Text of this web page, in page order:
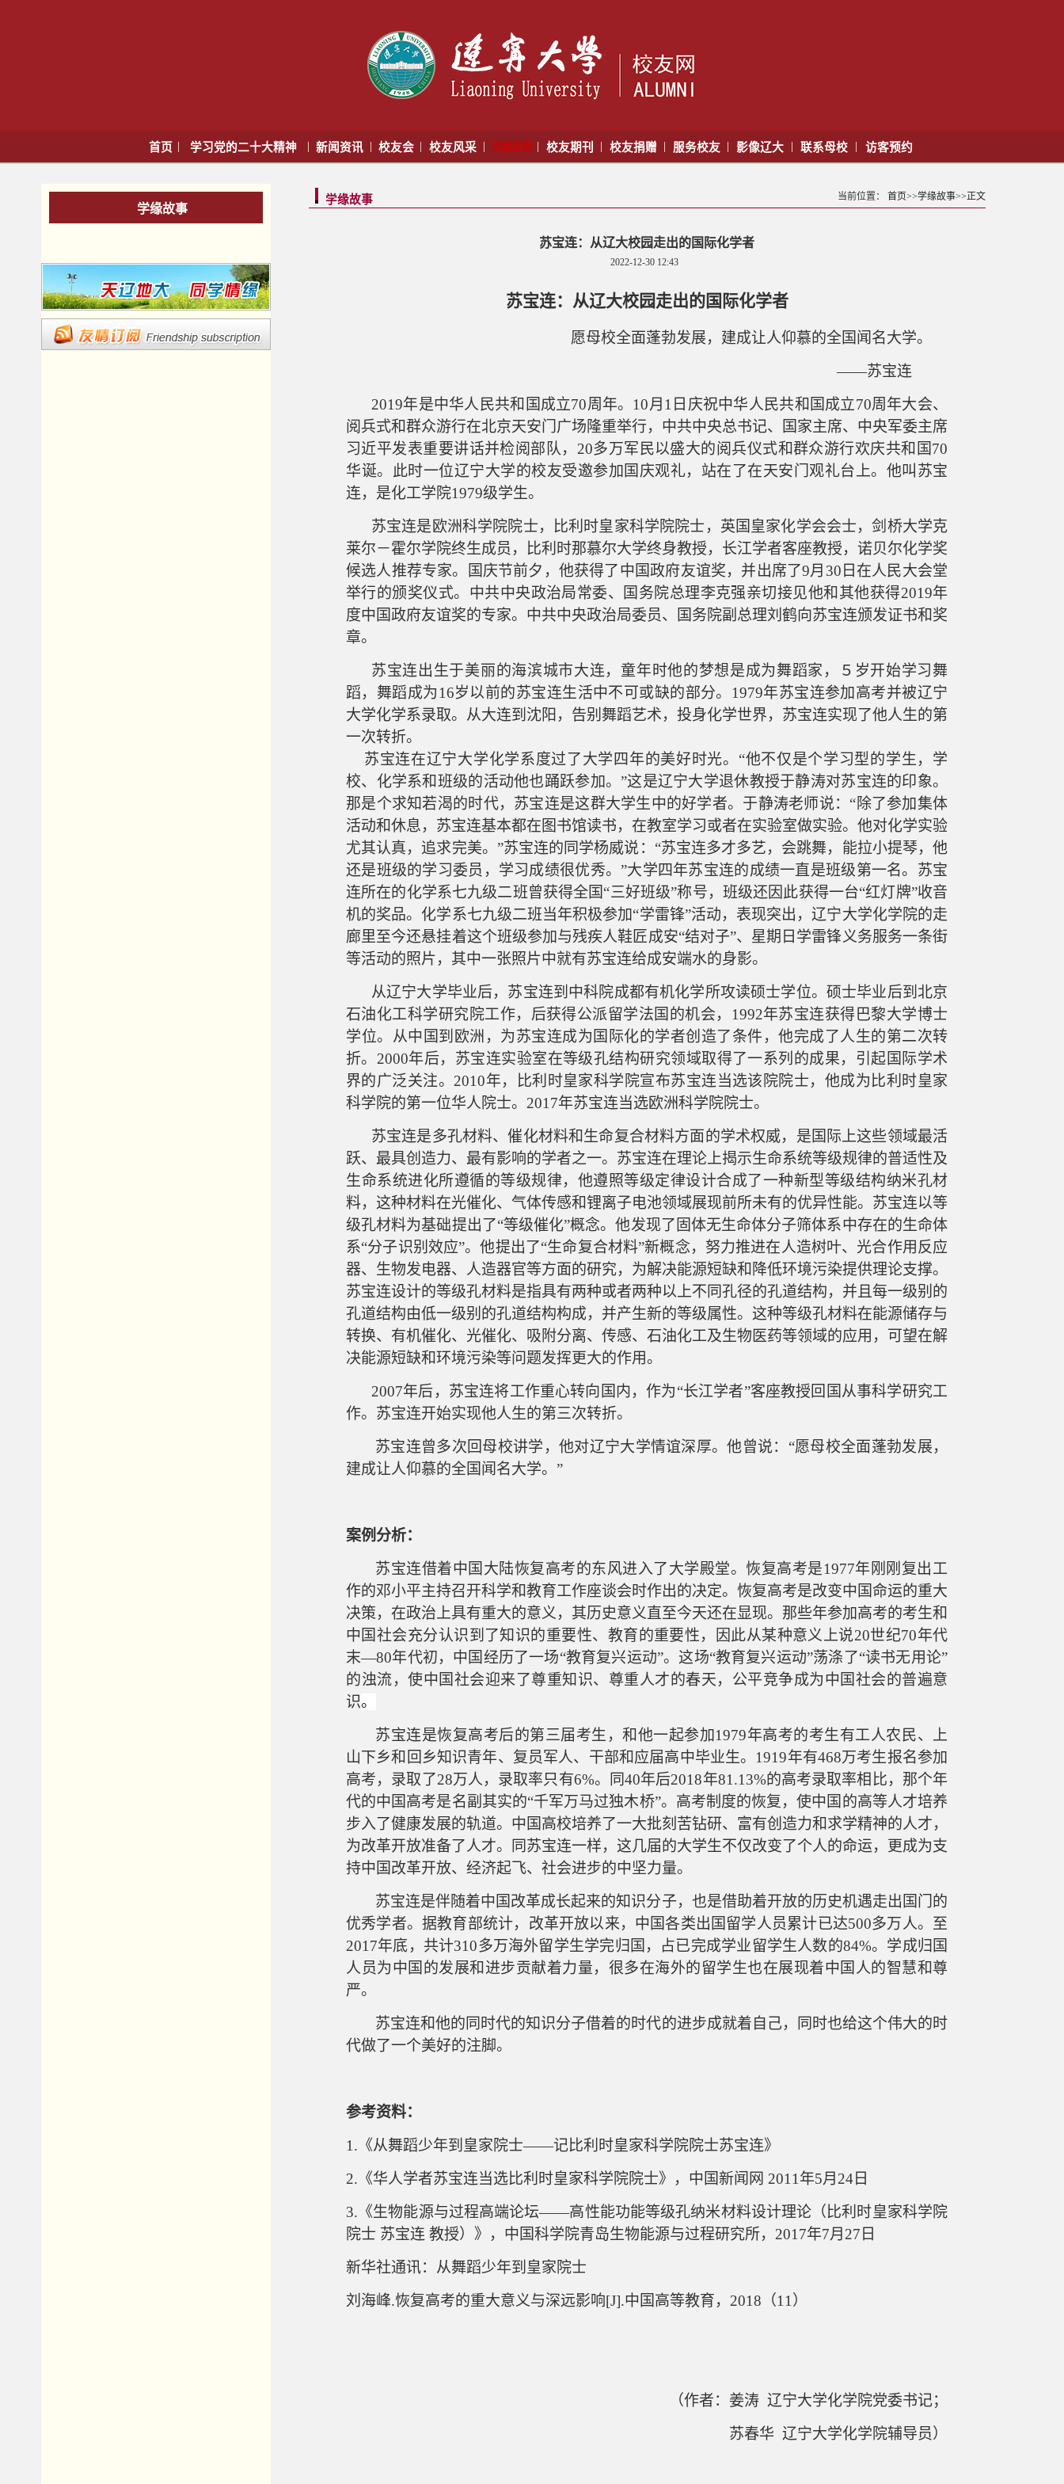
首页 | 学习党的二十大精神 | 新闻资讯 | 校友会 | 校友风采 | 学缘故事 | 校友期刊 | 校友捐赠 | 服务校友 | 影像辽大 | 联系母校 | 访客预约
学缘故事
学缘故事 当前位置： 首页>>学缘故事>>正文
苏宝连：从辽大校园走出的国际化学者
2022-12-30 12:43
苏宝连：从辽大校园走出的国际化学者
愿母校全面蓬勃发展，建成让人仰慕的全国闻名大学。
——苏宝连
2019年是中华人民共和国成立70周年。10月1日 庆祝中华人民共和国成立70周年大会、
阅兵式和群众游行在北京天安门广场隆重举行，中共中央总书记、国家主席、中央军委主席
习近平发表重要讲话并检阅部队 ， 20多万军民以盛大的阅兵仪式和群众游行欢庆共和国70
华诞。
此时一位辽宁大学的校友受邀参加国庆观礼，站在了在天安门观礼台上。他叫苏宝
连，是化工学院1979级学生。
苏宝连是欧洲科学院院士，比利时皇家科学院院士，英国皇家化学会会士，剑桥大学克
莱尔－霍尔学院终生成员，比利时那慕尔大学终身教授，长江学者客座教授，诺贝尔化学奖
候选人推荐专家。国庆节前夕，他获得了中国政府友谊奖，并出席了9月30日在人民大会堂
举行的颁奖仪式。 中共中央政治局常委、国务院总理李克强亲切接见他和其他获得2019年
度中国政府友谊奖的专家。中共中央政治局委员、国务院副总理刘鹤向苏宝连颁发证书和奖
章。
苏宝连出生于美丽的海滨城市大连，童年时他的梦想是成为舞蹈家，５岁开始学习舞
蹈，舞蹈成为16岁以前的苏宝连生活中不可或缺的部分。1979年苏宝连参加高考并被辽宁
大学化学系录取。从大连到沈阳，告别舞蹈艺术，投身化学世界，苏宝连实现了他人生的第
一次转折。
苏宝连在辽宁大学化学系度过了大学四年的美好时光。 “他不仅是个学习型的学生，学
校、化学系和班级的活动他也踊跃参加。”这是辽宁大学退休教授于静涛对苏宝连的印象。
那是个求知若渴的时代，苏宝连是这群大学生中的好学者。于静涛老师说：“除了参加集体
活动和休息，苏宝连基本都在图书馆读书，在教室学习或者在实验室做实验。他对化学实验
尤其认真，追求完美。”苏宝连的同学杨威说：“苏宝连多才多艺，会跳舞，能拉小提琴，他
还是班级的学习委员，学习成绩很优秀。”大学四年苏宝连的成绩一直是班级第一名。苏宝
连所在的化学系七九级二班曾获得全国“三好班级”称号，班级还因此获得一台“红灯牌”收音
机的奖品。化学系七九级二班当年积极参加“学雷锋”活动，表现突出，辽宁大学化学院的走
廊里至今还悬挂着这个班级参加与残疾人鞋匠成安“结对子”、星期日学雷锋义务服务一条街
等活动的照片，其中一张照片中就有苏宝连给成安端水的身影。
从辽宁大学毕业后，苏宝连到中科院成都有机化学所攻读硕士学位。硕士毕业后到北京
石油化工科学研究院工作，后获得公派留学法国的机会， 1992年苏宝连获得巴黎大学博士
学位。从中国到欧洲，为苏宝连成为国际化的学者创造了条件，他完成了人生的第二次转
折。2000年后，苏宝连实验室在等级孔结构研究领域取得了一系列的成果，引起国际学术
界的广泛关注。2010年，比利时皇家科学院宣布苏宝连当选该院院士，他成为比利时皇家
科学院的第一位华人院士。2017年苏宝连当选欧洲科学院院士。
苏宝连是多孔材料、催化材料和生命复合材料方面的学术权威，是国际上这些领域最活
跃、最具创造力、最有影响的学者之一。 苏宝连在理论上揭示生命系统等级规律的普适性及
生命系统进化所遵循的等级规律，他遵照等级定律设计合成了一种新型等级结构纳米孔材
料， 这种材料在光催化、气体传感和锂离子电池领域展现前所未有的优异性能。 苏宝连以等
级孔材料为基础提出了“等级催化”概念。他发现了 固体无生命体分子筛体系中存在的生命体
系“分子识别效应”。他提出了“生命复合材料”新概念， 努力推进在人造树叶、光合作用反应
器、生物发电器、人造器官等方面的研究， 为解决能源短缺和降低环境污染提供理论支撑。
苏宝连设计的等级孔材料是指具有两种或者两种以上不同孔径的孔道结构，并且每一级别的
孔道结构由低一级别的孔道结构构成，并产生新的等级属性。这种等级孔材料在能源储存与
转换、有机催化、光催化、吸附分离、传感、石油化工及生物医药等领域的应用，可望在解
决能源短缺和环境污染等问题发挥更大的作用。
2007年后，苏宝连将工作重心转向国内，作为“长江学者”客座教授回国从事科学研究工
作。苏宝连开始实现他人生的第三次转折。
苏宝连曾多次回母校讲学，他对辽宁大学情谊深厚。他曾说： “愿母校全面蓬勃发展，
建成让人仰慕的全国闻名大学。”
案例分析：
苏宝连借着中国大陆恢复高考的东风进入了大学殿堂。 恢复高考是1977年刚刚复出工
作的邓小平主持召开科学和教育工作座谈会时作出的决定。 恢复高考是改变中国命运的重大
决策，在政治上具有重大的意义 ，其历史意义直至今天还在显现。 那些年参加高考的考生和
中国社会充分认识到了知 识的重要性、教育的重要性，因此从某种意义上说20世纪70年代
末—80年代初，中国经历了一场“教育复兴运动”。 这场“教育复兴运动”荡涤了“读书无用论”
的浊流， 使中国社会迎来了尊重知识、尊重人才的春天， 公平竞争成为中国社会的普遍意
识。
苏宝连是恢复高考后的第三届考生，和他一起参加1979年高考的考生有工人农民、上
山下乡和回乡知识青年、复员军人、干部和应届高中毕业生。 1919年有468万考生报名参加
高考，录取了28万人，录取率只有6%。同40年后2018年81.13%的高考录取率相比，那个年
代的中国高考是名副其实的“千军万马过独木桥”。 高考制度的恢复，使中国的高等人才培养
步入了健康发展的轨道。 中国高校培养了一大批刻苦钻研、富有创造力和求学精神的人才，
为改革开放准备了人才。
同苏宝连一样，这几届的大学生不仅改变了个人的命运， 更成为支
持中国 改革开放、经济起飞、社会进步的中坚力量。
苏宝连是伴随着中国改革成长起来的知识分子，也是借助着开放的历史机遇走出国门的
优秀学者。据教育部统计，改革开放以来，中国各类出国留学人员累计已达500多万人。至
2017年底，共计310多万海外留学生学完归国，占已完成学业留学生人数的84%。学成归国
人员为中国的发展和进步贡献着力量，很多在海外的留学生也在展现着中国人的智慧和尊
严。
苏宝连和他的同时代的知识分子借着的时代的进步成就着自己，同时也给这个伟大的时
代做了一个美好的注脚。
参考资料：
1.《从舞蹈少年到皇家院士——记比利时皇家科学院院士苏宝连》
2.《华人学者苏宝连当选比利时皇家科学院院士》，中国新闻网 2011年5月24日
3.《生物能源与过程高端论坛——高性能功能等级孔纳米材料设计理论（比利时皇家科学院
院士 苏宝连 教授）》，中国科学院青岛生物能源与过程研究所，2017年7月27日
新华社通讯：从舞蹈少年到皇家院士
刘海峰.恢复高考的重大意义与深远影响[J].中国高等教育， 2018（11）
（作者：姜涛 辽宁大学化学院党委书记；
苏春华 辽宁大学化学院辅导员）